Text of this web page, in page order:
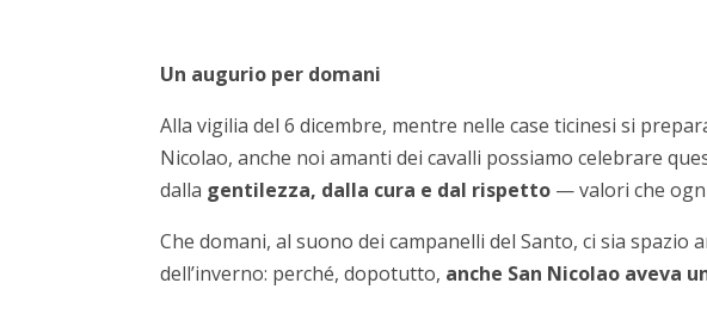
Un augurio per domani
Alla vigilia del 6 dicembre, mentre nelle case ticinesi si
Nicolao, anche noi amanti dei cavalli possiamo celebrare
dalla gentilezza, dalla cura e dal rispetto — valori che
Che domani, al suono dei campanelli del Santo, ci sia
dell’inverno: perché, dopotutto, anche San Nicolao aveva